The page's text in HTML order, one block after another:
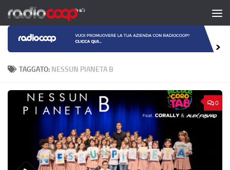
Salta al contenuto
TAGGATO: NESSUN PIANETA B
0